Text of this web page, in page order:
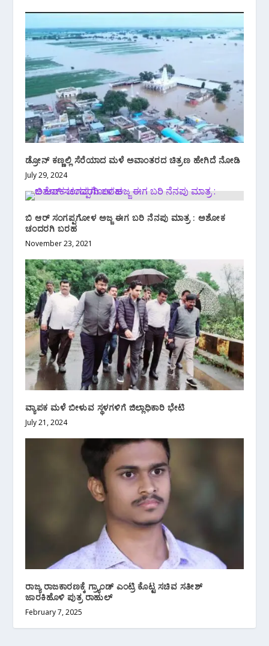
ಡ್ರೋನ್ ಕಣ್ಣಲ್ಲಿ ಸೆರೆಯಾದ ಮಳೆ ಅವಾಂತರದ ಚಿತ್ರಣ ಹೇಗಿದೆ ನೋಡಿ
July 29, 2024
ಬಿ‌ ಆರ್ ಸಂಗಪ್ಪಗೋಳ ಅಜ್ಜ ಈಗ ಬರಿ ನೆನಪು ಮಾತ್ರ : ಅಶೋಕ‌
ಚಂದರಗಿ ಬರಹ
November 23, 2021
ವ್ಯಾಪಕ ಮಳೆ ಬೀಳುವ ಸ್ಥಳಗಳಿಗೆ ಜಿಲ್ಲಾಧಿಕಾರಿ‌ ಭೇಟಿ
July 21, 2024
ರಾಜ್ಯ ರಾಜಕಾರಣಕ್ಕೆ ಗ್ರ್ಯಾಂಡ್ ‌ಎಂಟ್ರಿ ಕೊಟ್ಟ ಸಚಿವ ಸತೀಶ್
ಜಾರಕಿಹೊಳಿ ಪುತ್ರ ರಾಹುಲ್
February 7, 2025